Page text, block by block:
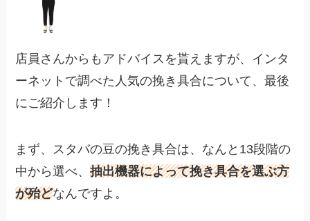
店員さんからもアドバイスを貰えますが、インタ
ーネットで調べた人気の挽き具合について、最後
にご紹介します！
まず、スタバの豆の挽き具合は、なんと13段階の
中から選べ、抽出機器によって挽き具合を選ぶ方
が殆どなんですよ。